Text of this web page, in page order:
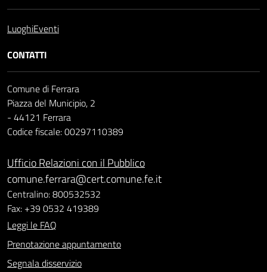
LuoghiEventi
CONTATTI
Comune di Ferrara
Piazza del Municipio, 2
- 44121 Ferrara
Codice fiscale: 00297110389
Ufficio Relazioni con il Pubblico
comune.ferrara@cert.comune.fe.it
Centralino: 800532532
Fax: +39 0532 419389
Leggi le FAQ
Prenotazione appuntamento
Segnala disservizio